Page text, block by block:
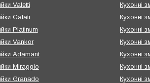
Valetti
Galati
Platinum
Vankor
Adamant
Miraggio
Granado
Кухонні
Кухонні
Кухонні
Кухонні
Кухонні
Кухонні
Кухонні